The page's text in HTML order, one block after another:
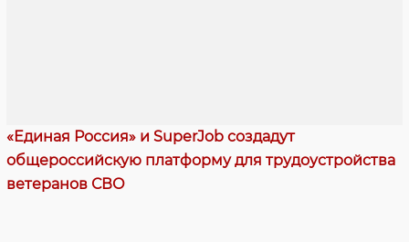
«Единая Россия» и SuperJob создадут
общероссийскую платформу для трудоустройства
ветеранов СВО